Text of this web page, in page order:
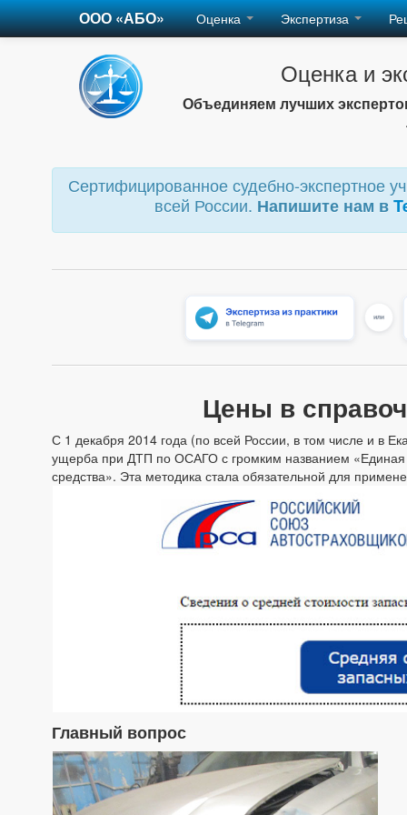
ООО «АБО» Оценка Экспертиза
Оценка и
Объединяем лучших
Сертифицированное судебно-экспертное
всей России. Напишите нам в
Цены в
С 1 декабря 2014 года (по всей России, в том числе и в
ущерба при ДТП по ОСАГО с громким названием «Единая
средства». Эта методика стала обязательной для
Главный вопрос